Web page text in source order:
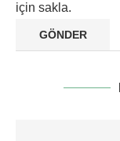
için sakla.